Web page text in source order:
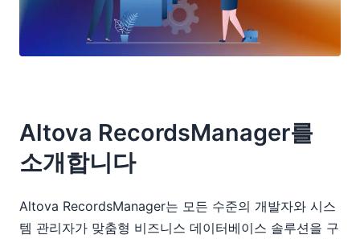
Altova RecordsManager를
소개합니다
Altova RecordsManager는 모든 수준의 개발자와 시스
템 관리자가 맞춤형 비즈니스 데이터베이스 솔루션을 구